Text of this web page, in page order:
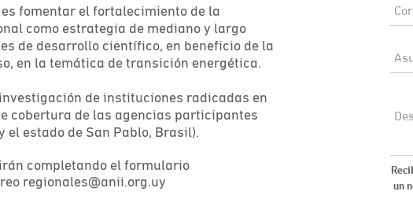
fomentar el fortalecimiento de la
como estrategia de mediano y largo
de desarrollo científico, en beneficio de la
en la temática de transición energética.
de instituciones radicadas en
cobertura de las agencias participantes
estado de San Pablo, Brasil).
completando el formulario
regionales@anii.org.uy